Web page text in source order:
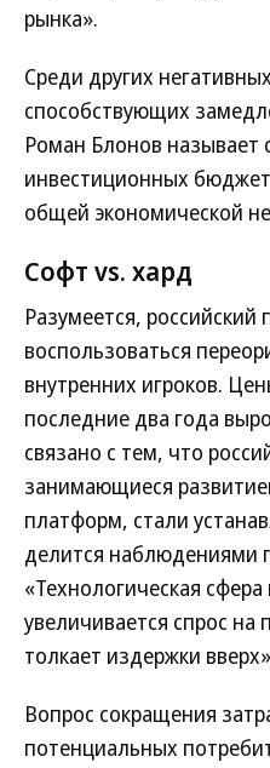
рынка».
Среди других
способствующих
Роман Блонов называет
инвестиционных
общей экономической
Софт vs. хард
Разумеется, российский
воспользоваться
внутренних игроков.
последние два года
связано с тем, что
занимающиеся
платформ, стали
делится наблюдениями
«Технологическая
увеличивается спрос на
толкает издержки
Вопрос сокращения
потенциальных